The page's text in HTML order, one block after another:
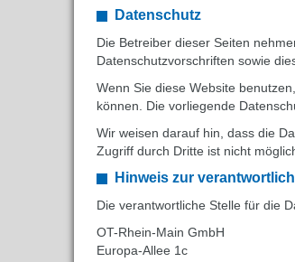
Datenschutz
Die Betreiber dieser Seiten
Datenschutzvorschriften sowie
Wenn Sie diese Website
können. Die vorliegende
Wir weisen darauf hin, dass die
Zugriff durch Dritte ist nicht
Hinweis zur
Die verantwortliche Stelle für die
OT-Rhein-Main GmbH
Europa-Allee 1c